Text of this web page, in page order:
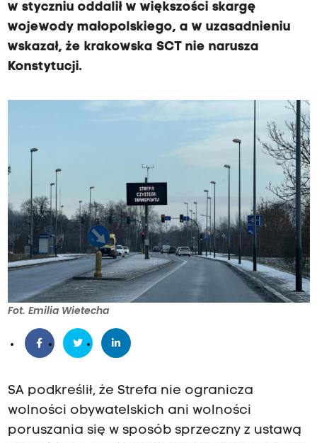
w styczniu oddalił w większości skargę
wojewody małopolskiego, a w uzasadnieniu
wskazał, że krakowska SCT nie narusza
Konstytucji.
Fot. Emilia Wietecha
SA podkreślił, że Strefa nie ogranicza
wolności obywatelskich ani wolności
poruszania się w sposób sprzeczny z ustawą